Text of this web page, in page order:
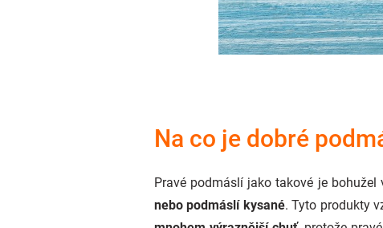
Na co je dobré
Pravé podmáslí jako takové je
nebo podmáslí kysané. Tyto produkty